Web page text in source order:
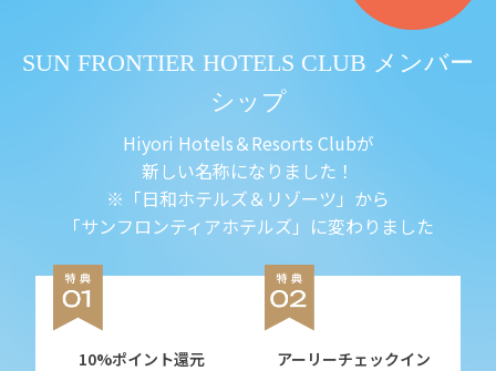
SUN FRONTIER HOTELS CLUB メンバー
シップ
Hiyori Hotels＆Resorts Clubが
新しい名称になりました！
※「日和ホテルズ＆リゾーツ」から
「サンフロンティアホテルズ」に変わりました
10%ポイント還元 アーリーチェックイン